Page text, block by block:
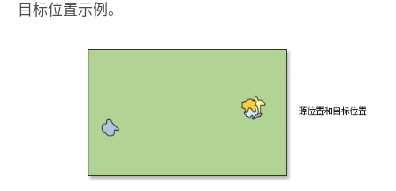
目标位置示例。